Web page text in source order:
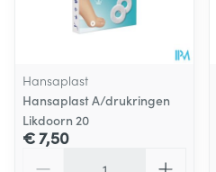
Hansaplast
Hansaplast A/drukringen
Likdoorn 20
€ 7,50